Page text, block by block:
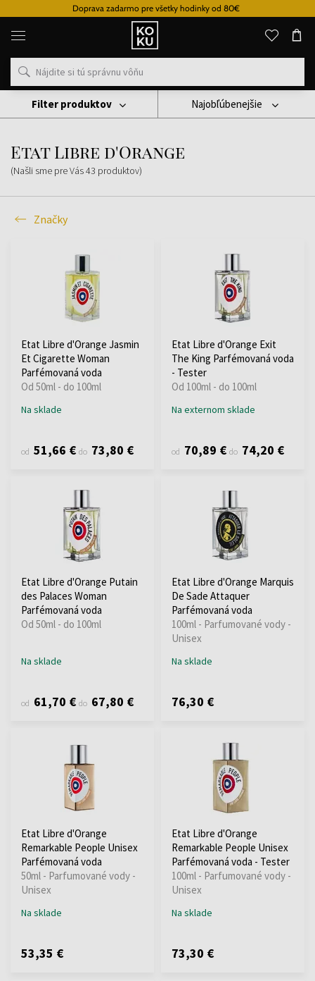
Doprava zadarmo pre všetky hodinky od 80€
Originálne
parfémy
hodinky
na
mieste
Značky
Etat Libre D'Orange
Etat Libre d'Orange
(Našli sme pre Vás43 produktov)
Najobľúbenejšie
Značky
Filter produktov
Etat Libre d'Orange Jasmin
Et Cigarette Woman
Parfémovaná voda
Od 50ml - do 100ml
Na sklade
od 51,66 € do 73,80 €
Etat Libre d'Orange Exit
The King Parfémovaná voda
- Tester
Od 100ml - do 100ml
Na externom sklade
od 70,89 € do 74,20 €
Etat Libre d'Orange Putain
des Palaces Woman
Parfémovaná voda
Od 50ml - do 100ml
Na sklade
od 61,70 € do 67,80 €
Etat Libre d'Orange Marquis
De Sade Attaquer
Parfémovaná voda
100ml - Parfumované vody -
Unisex
Na sklade
76,30 €
Etat Libre d'Orange
Remarkable People Unisex
Parfémovaná voda
50ml - Parfumované vody -
Unisex
Na sklade
53,35 €
Etat Libre d'Orange
Remarkable People Unisex
Parfémovaná voda - Tester
100ml - Parfumované vody -
Unisex
Na sklade
73,30 €